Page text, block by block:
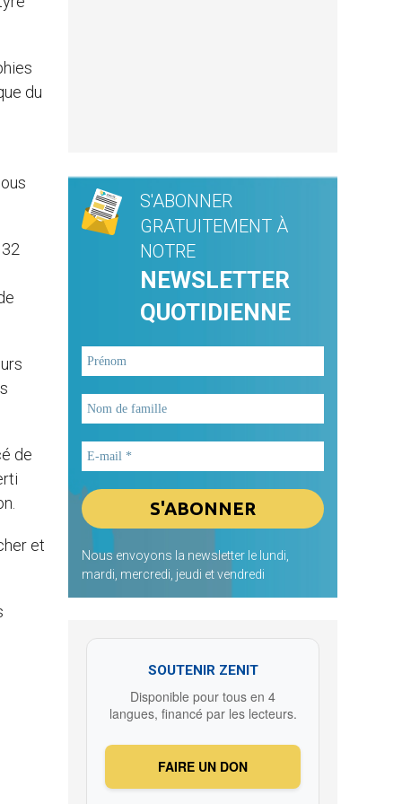
du
de
et
S'ABONNER
GRATUITEMENT À
NOTRE
NEWSLETTER
QUOTIDIENNE
Nous envoyons la newsletter le lundi,
mardi, mercredi, jeudi et vendredi
SOUTENIR ZENIT
Disponible pour tous en 4
langues, financé par les lecteurs.
FAIRE UN DON